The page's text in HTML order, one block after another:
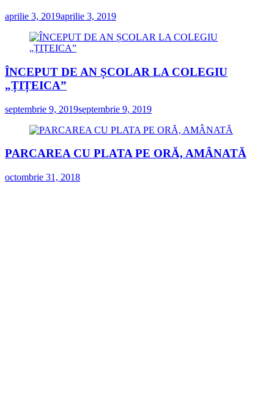
aprilie 3, 2019aprilie 3, 2019
ÎNCEPUT DE AN ȘCOLAR LA COLEGIU
„ȚIȚEICA”
septembrie 9, 2019septembrie 9, 2019
PARCAREA CU PLATA PE ORĂ, AMÂNATĂ
octombrie 31, 2018